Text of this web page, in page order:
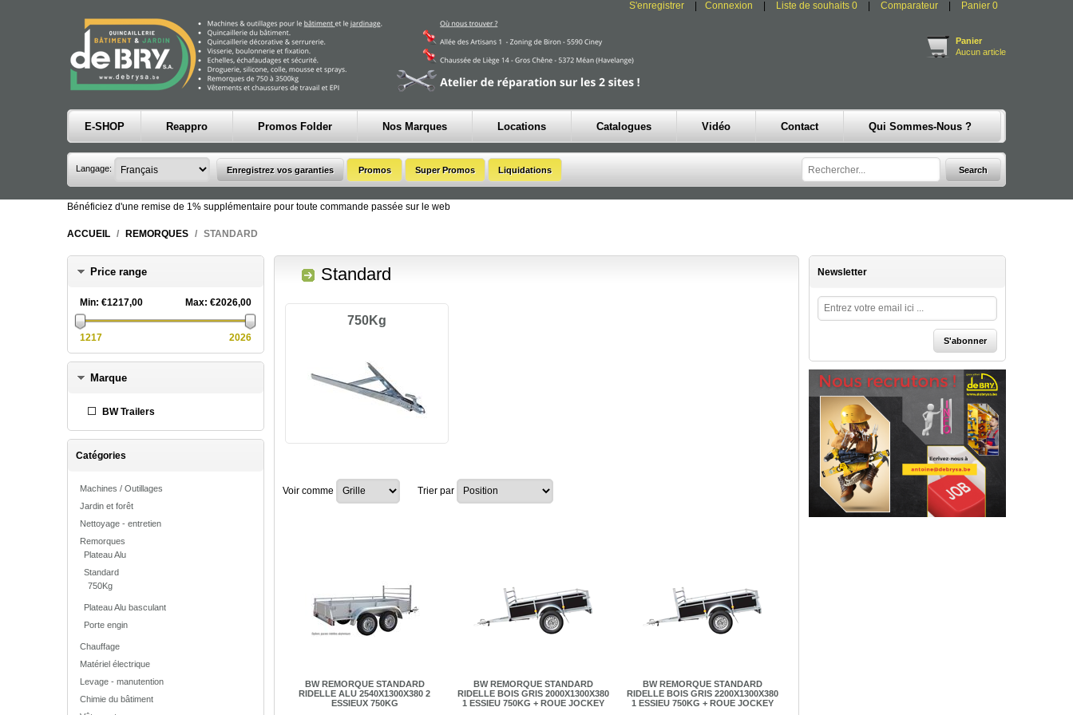
S'enregistrer Connexion Liste de souhaits 0 Comparateur Panier 0
Panier
Aucun article
E-SHOP Reappro Promos Folder Nos Marques Locations Catalogues Vidéo Contact Qui Sommes-Nous ?
Langage:
Bénéficiez d'une remise de 1% supplémentaire pour toute commande passée sur le web
ACCUEIL / REMORQUES / STANDARD
Price range
Min: €1217,00 Max: €2026,00
1217 2026
Marque
BW Trailers
Catégories
Machines / Outillages
Jardin et forêt
Nettoyage - entretien
Remorques
Plateau Alu
Standard
750Kg
Plateau Alu basculant
Porte engin
Chauffage
Matériel électrique
Levage - manutention
Chimie du bâtiment
Standard
750Kg
Voir comme Trier par
BW REMORQUE STANDARD
RIDELLE ALU 2540X1300X380 2
ESSIEUX 750KG
BW REMORQUE STANDARD
RIDELLE BOIS GRIS 2000X1300X380
1 ESSIEU 750KG + ROUE JOCKEY
BW REMORQUE STANDARD
RIDELLE BOIS GRIS 2200X1300X380
1 ESSIEU 750KG + ROUE JOCKEY
Newsletter